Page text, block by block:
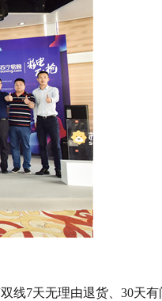
线7天无理由退货、30天有